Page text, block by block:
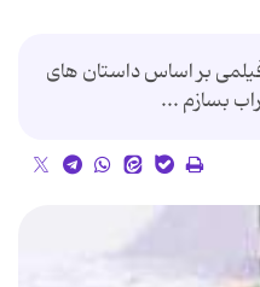
بر اساس داستان های
بسازم ...